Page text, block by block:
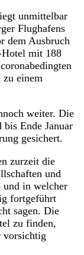
unmittelbar
Flughafens
dem Ausbruch
Hotel mit 188
zu einem
weiter. Die
Ende Januar
gesichert.
zurzeit die
und
und in welcher
fortgeführt
sagen. Die
zu finden,
vorsichtig